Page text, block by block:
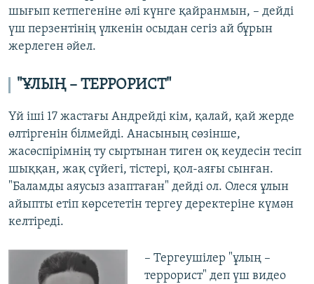
шығып кетпегеніне әлі күнге қайранмын, – дейді
үш перзентінің үлкенін осыдан сегіз ай бұрын
жерлеген әйел.
"ҰЛЫҢ – ТЕРРОРИСТ"
Үй іші 17 жастағы Андрейді кім, қалай, қай жерде
өлтіргенін білмейді. Анасының сөзінше,
жасөспірімнің ту сыртынан тиген оқ кеудесін тесіп
шыққан, жақ сүйегі, тістері, қол-аяғы сынған.
"Баламды аяусыз азаптаған" дейді ол. Олеся ұлын
айыпты етіп көрсететін тергеу деректеріне күмән
келтіреді.
– Тергеушілер "ұлың –
террорист" деп үш видео